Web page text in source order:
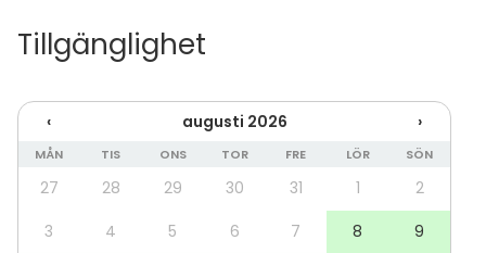
samalla täydellisen ympäristön catering- ja
Tilan viihtyisä ja inspiroiva ilmapiiri luo ihanteelliset
puitteet konferenssien ja esitysten pitämiseen,
samalla houkutellen vieraita nauttimaan ympäristön
ainutlaatuisista piirteistä ja luomaan muistoja, jotka
säilyvät pitkään.
Tillgänglighet
‹ augusti 2026 ›
MÅN TIS ONS TOR FRE LÖR SÖN
27 28 29 30 31 1
2
3
4 5 6 7 8
9